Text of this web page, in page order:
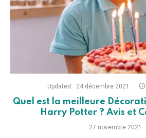
Updated: 24 décembre 2021
Quel est la meilleure
Harry Potter ? Avis et
27 novembre 2021